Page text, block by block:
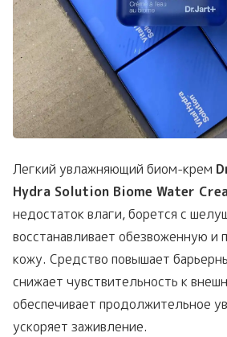
Легкий увлажняющий биом-крем
Hydra Solution Biome Water
недостаток влаги, борется с
восстанавливает обезвоженную и
кожу. Средство повышает
снижает чувствительность к
обеспечивает продолжительное
ускоряет заживление.